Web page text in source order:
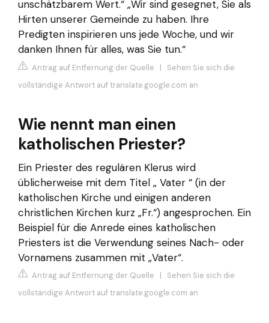
unschätzbarem Wert.“ „Wir sind gesegnet, Sie als
Hirten unserer Gemeinde zu haben. Ihre
Predigten inspirieren uns jede Woche, und wir
danken Ihnen für alles, was Sie tun.“
Antrag auf Entfernung der Quelle | Sehen Sie sich die
vollständige Antwort auf translate.google.com an
Wie nennt man einen
katholischen Priester?
Ein Priester des regulären Klerus wird
üblicherweise mit dem Titel „ Vater “ (in der
katholischen Kirche und einigen anderen
christlichen Kirchen kurz „Fr.“) angesprochen. Ein
Beispiel für die Anrede eines katholischen
Priesters ist die Verwendung seines Nach- oder
Vornamens zusammen mit „Vater“.
Antrag auf Entfernung der Quelle | Sehen Sie sich die
vollständige Antwort auf translate.google.com an